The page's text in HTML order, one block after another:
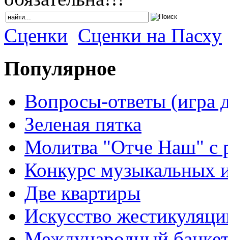
Сценки Сценки на Пасху
Популярное
Вопросы-ответы (игра
Зеленая пятка
Молитва "Отче Наш" с
Конкурс музыкальных
Две квартиры
Искусство